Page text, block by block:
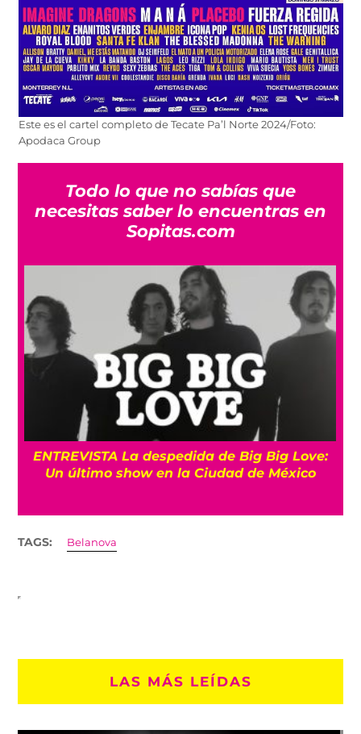
Este es el cartel completo de Tecate Pa’l Norte 2024/Foto:
Apodaca Group
Todo lo que no sabías que
necesitas saber lo encuentras en
Sopitas.com
ENTREVISTA La despedida de Big Big Love:
Un último show en la Ciudad de México
TAGS: Belanova
LAS MÁS LEÍDAS